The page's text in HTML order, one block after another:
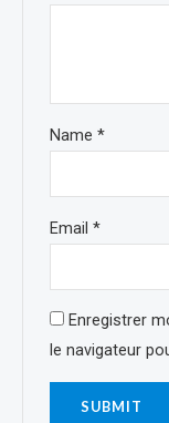
Name*
Email*
Enregistrer
le navigateur